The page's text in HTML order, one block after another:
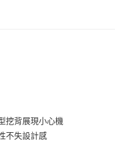
每期
行
行
行
業銀行
挖背展現小心機
不失設計感